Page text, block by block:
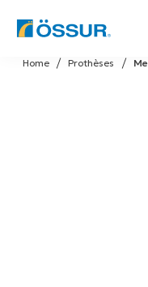
Skip
to
Prothèses
Home